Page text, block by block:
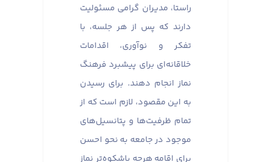
راستا، مدیران گرامی مسئولیت
دارند که پس از هر جلسه، با
تفکر و نوآوری، اقدامات
خلاقانه‌ای برای پیشبرد فرهنگ
نماز انجام دهند. برای رسیدن
به این مقصود، لازم است که از
تمام ظرفیت‌ها و پتانسیل‌های
موجود در جامعه به نحو احسن
برای اقامه هرچه باشکوه‌تر نماز